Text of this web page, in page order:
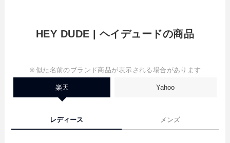
HEY DUDE | ヘイデュードの商品
※似た名前のブランド商品が表示される場合があります
楽天 Yahoo
レディース メンズ